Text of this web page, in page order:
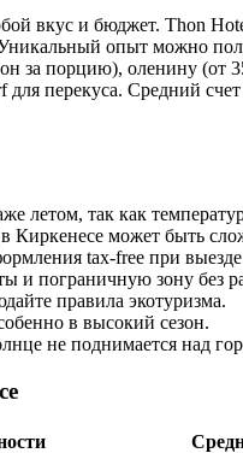
вкус и бюджет. Thon
опыт можно
за порцию), оленину
перекуса. Средний
летом, так как
Киркенесе может быть
tax-free при
и пограничную зону без
правила экотуризма.
в высокий сезон.
не поднимается над